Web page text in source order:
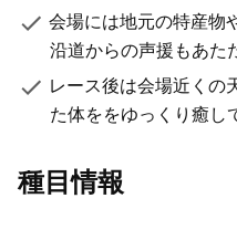
会場には地元の特産物
沿道からの声援もあた
レース後は会場近くの
た体ををゆっくり癒し
種目情報